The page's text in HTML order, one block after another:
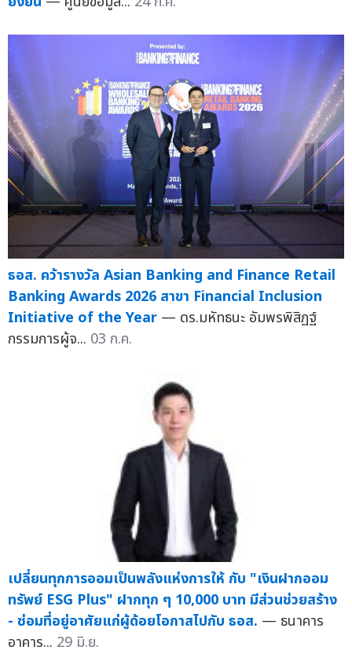
ธอส. คว้ารางวัล Asian Banking and Finance Retail
Banking Awards 2026 สาขา Financial Inclusion
Initiative of the Year — ดร.มหัทธนะ อัมพรพิสิฏฐ์
กรรมการผู้จ... 03 ก.ค.
เปลี่ยนทุกการออมเป็นพลังแห่งการให้ กับ "เงินฝากออม
ทรัพย์ ESG Plus" ฝากทุก ๆ 10,000 บาท มีส่วนช่วยสร้าง
- ซ่อมที่อยู่อาศัยแก่ผู้ด้อยโอกาสไปกับ ธอส. — ธนาคาร
อาคาร... 29 มิ.ย.